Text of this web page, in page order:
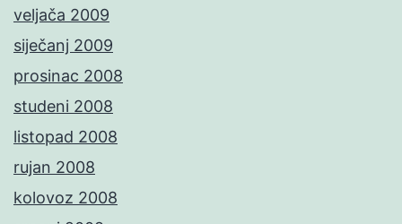
veljača 2009
siječanj 2009
prosinac 2008
studeni 2008
listopad 2008
rujan 2008
kolovoz 2008